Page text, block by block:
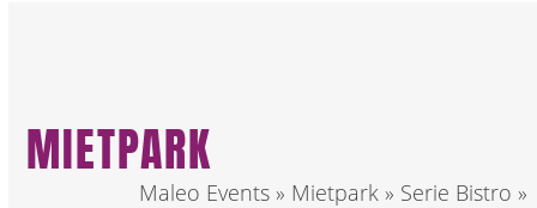
MIETPARK
Maleo Events » Mietpark » Serie Bistro »